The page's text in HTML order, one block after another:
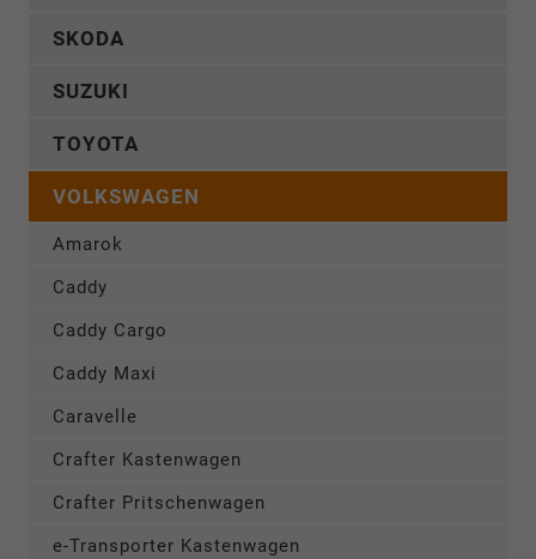
SKODA
SUZUKI
TOYOTA
VOLKSWAGEN
Amarok
Caddy
Caddy Cargo
Caddy Maxi
Caravelle
Crafter Kastenwagen
Crafter Pritschenwagen
e-Transporter Kastenwagen